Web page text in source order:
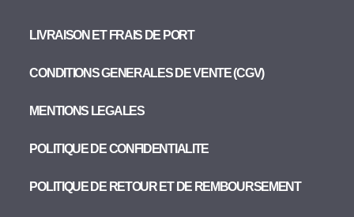
LIVRAISON ET FRAIS DE PORT
CONDITIONS GENERALES DE VENTE (CGV)
MENTIONS LEGALES
POLITIQUE DE CONFIDENTIALITE
POLITIQUE DE RETOUR ET DE REMBOURSEMENT